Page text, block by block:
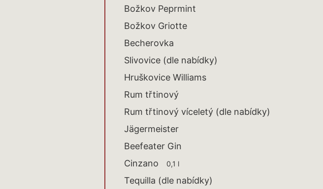
Božkov Peprmint
Božkov Griotte
Becherovka
Slivovice (dle nabídky)
Hruškovice Williams
Rum třtinový
Rum třtinový víceletý (dle nabídky)
Jägermeister
Beefeater Gin
Cinzano 0,1 l
Tequilla (dle nabídky)